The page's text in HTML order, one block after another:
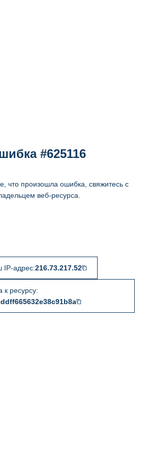
#625116
что произошла ошибка, свяжитесь с
веб-ресурса.
IP-адрес:216.73.217.52
к ресурсу: